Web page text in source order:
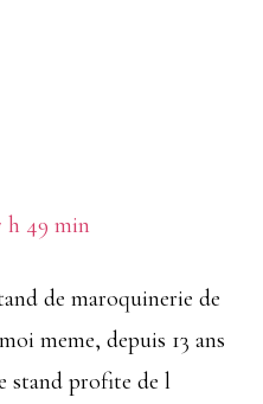
h 49 min
de maroquinerie de
meme, depuis 13 ans
stand profite de l